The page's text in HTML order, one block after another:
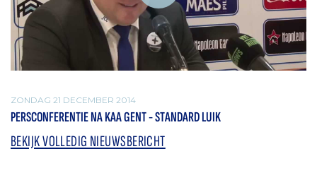
ZONDAG 21 DECEMBER 2014
PERSCONFERENTIE NA KAA GENT - STANDARD LUIK
BEKIJK VOLLEDIG NIEUWSBERICHT